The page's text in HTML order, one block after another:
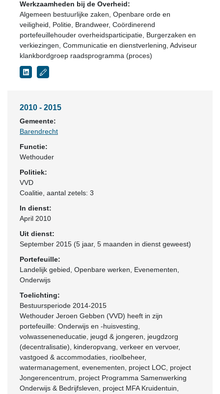
Werkzaamheden bij de Overheid:
Algemeen bestuurlijke zaken, Openbare orde en
veiligheid, Politie, Brandweer, Coördinerend
portefeuillehouder overheidsparticipatie, Burgerzaken en
verkiezingen, Communicatie en dienstverlening, Adviseur
klankbordgroep raadsprogramma (proces)
2010 - 2015
Gemeente:
Barendrecht
Functie:
Wethouder
Politiek:
VVD
Coalitie , aantal zetels: 3
In dienst:
April 2010
Uit dienst:
September 2015 (5 jaar, 5 maanden in dienst geweest)
Portefeuille:
Landelijk gebied, Openbare werken, Evenementen,
Onderwijs
Toelichting:
Bestuursperiode 2014-2015
Wethouder Jeroen Gebben (VVD) heeft in zijn
portefeuille: Onderwijs en -huisvesting,
volwasseneneducatie, jeugd & jongeren, jeugdzorg
(decentralisatie), kinderopvang, verkeer en vervoer,
vastgoed & accommodaties, rioolbeheer,
watermanagement, evenementen, project LOC, project
Jongerencentrum, project Programma Samenwerking
Onderwijs & Bedrijfsleven, project MFA Kruidentuin,